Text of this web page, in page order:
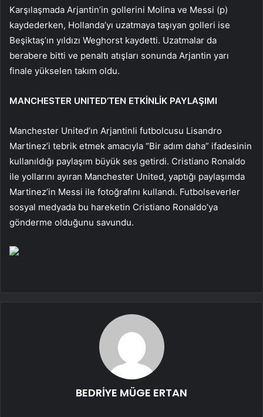
Karşılaşmada Arjantin’in gollerini Molina ve Messi (p)
kaydederken, Hollanda’yı uzatmaya taşıyan golleri ise
Beşiktaş’ın yıldızı Weghorst kaydetti. Uzatmalar da
berabere bitti ve penaltı atışları sonunda Arjantin yarı
finale yükselen takım oldu.
MANCHESTER UNITED’TEN ETKİNLİK PAYLAŞIMI
Manchester United’ın Arjantinli futbolcusu Lisandro
Martinez’i tebrik etmek amacıyla “Bir adım daha” ifadesinin
kullanıldığı paylaşım büyük ses getirdi. Cristiano Ronaldo
ile yollarını ayıran Manchester United, yaptığı paylaşımda
Martinez’in Messi ile fotoğrafını kullandı. Futbolseverler
sosyal medyada bu hareketin Cristiano Ronaldo’ya
gönderme olduğunu savundu.
BEDRİYE MÜGE ERTAN